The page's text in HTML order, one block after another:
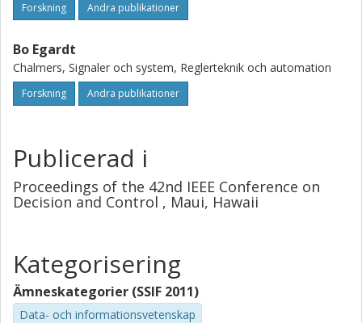
Forskning Andra publikationer
Bo Egardt
Chalmers, Signaler och system, Reglerteknik och automation
Forskning Andra publikationer
Publicerad i
Proceedings of the 42nd IEEE Conference on
Decision and Control , Maui, Hawaii
Kategorisering
Ämneskategorier (SSIF 2011)
Data- och informationsvetenskap